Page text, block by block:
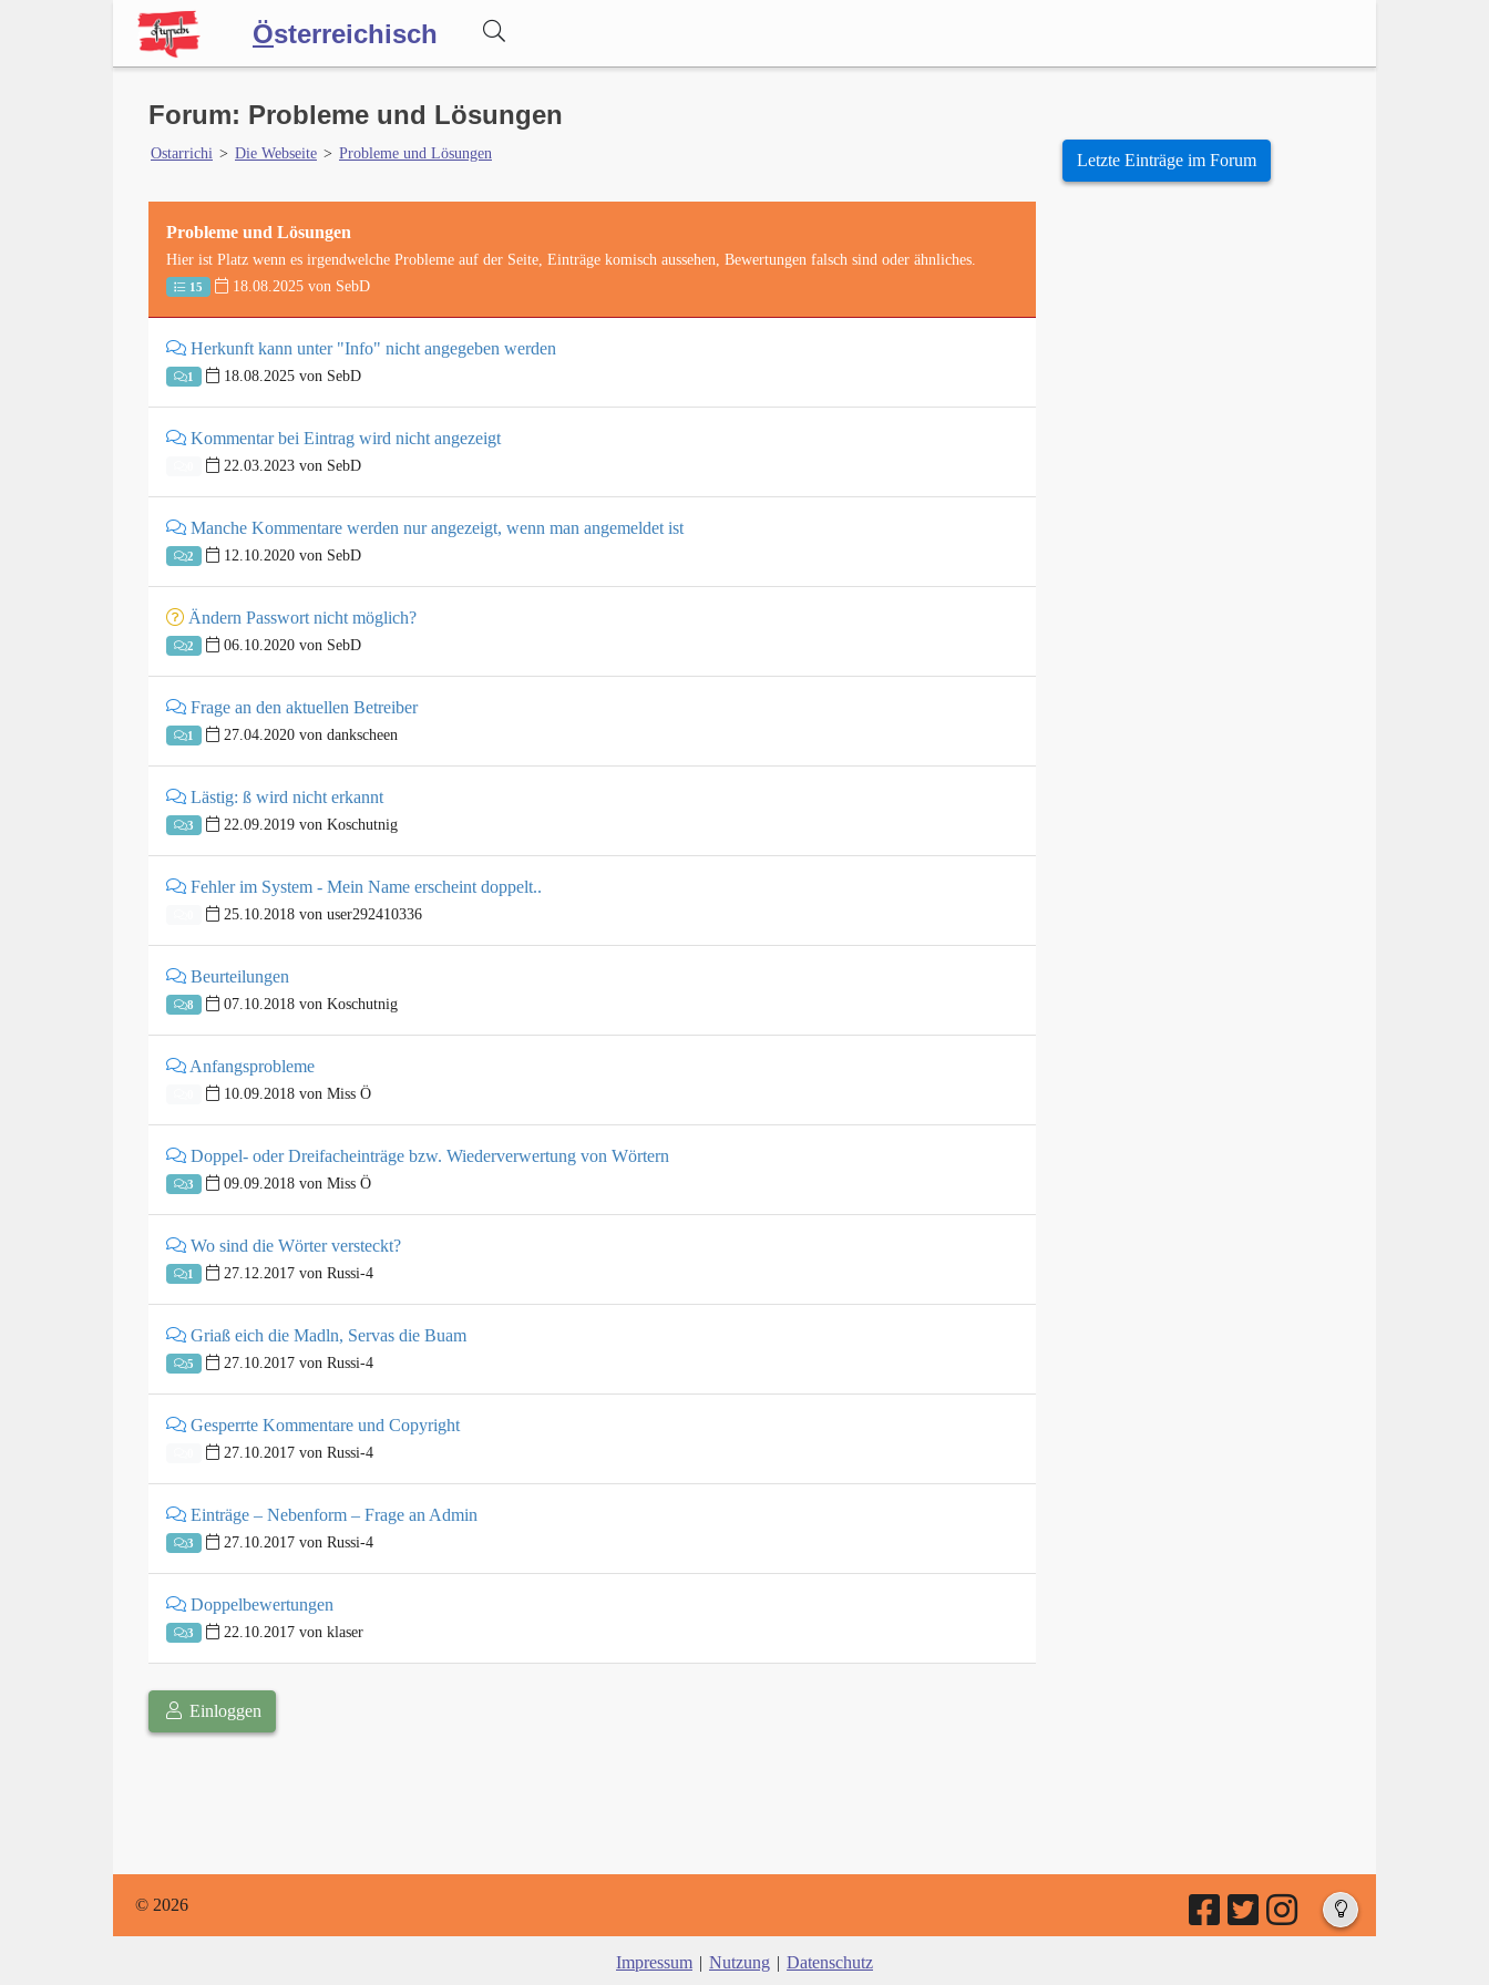
Österreichisch
Wörterbuch
Blog
Forum: Probleme und Lösungen
Ostarrichi > Die Webseite > Probleme und Lösungen
Probleme und Lösungen
Hier ist Platz wenn es irgendwelche Probleme auf der Seite, Einträge komisch aussehen, Bewertungen falsch sind oder ähnliches.
15 18.08.2025 von SebD
Herkunft kann unter "Info" nicht angegeben werden
1 18.08.2025 von SebD
Kommentar bei Eintrag wird nicht angezeigt
22.03.2023 von SebD
Manche Kommentare werden nur angezeigt, wenn man angemeldet ist
2 12.10.2020 von SebD
Ändern Passwort nicht möglich?
2 06.10.2020 von SebD
Frage an den aktuellen Betreiber
1 27.04.2020 von dankscheen
Lästig: ß wird nicht erkannt
3 22.09.2019 von Koschutnig
Fehler im System - Mein Name erscheint doppelt..
25.10.2018 von user292410336
Beurteilungen
8 07.10.2018 von Koschutnig
Anfangsprobleme
10.09.2018 von Miss Ö
Doppel- oder Dreifacheinträge bzw. Wiederverwertung von Wörtern
3 09.09.2018 von Miss Ö
Wo sind die Wörter versteckt?
1 27.12.2017 von Russi-4
Griaß eich die Madln, Servas die Buam
5 27.10.2017 von Russi-4
Gesperrte Kommentare und Copyright
27.10.2017 von Russi-4
Einträge – Nebenform – Frage an Admin
3 27.10.2017 von Russi-4
Doppelbewertungen
3 22.10.2017 von klaser
Einloggen
Letzte Einträge im Forum
© 2026
Impressum | Nutzung | Datenschutz